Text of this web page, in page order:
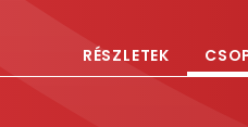
RÉSZLETEK